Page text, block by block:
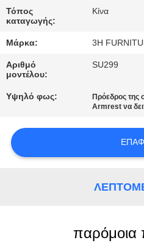
PRIVACY
POLICY
Τόπος
καταγωγής:
Κίνα
Μάρκα: 3H
Αριθμό
μοντέλου:
SU299
Υψηλό φως: Πρόεδρος της
Armrest να
παρόμοια